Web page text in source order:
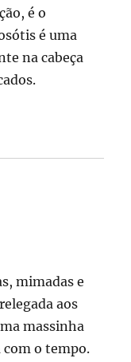
é o
é uma
na cabeça
mimadas e
aos
massinha
com o tempo.